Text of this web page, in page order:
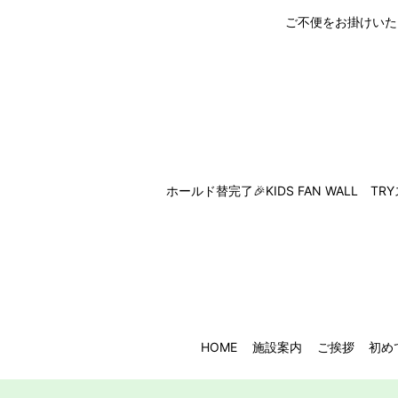
ご不便をお掛けい
ホールド替完了🎉KIDS FAN WALL TRY
HOME 施設案内 ご挨拶 初め